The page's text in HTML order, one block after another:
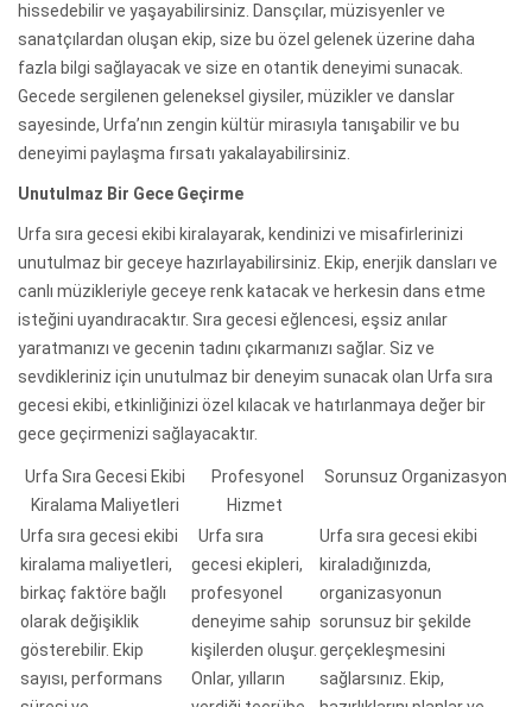
hissedebilir ve yaşayabilirsiniz. Dansçılar, müzisyenler ve
sanatçılardan oluşan ekip, size bu özel gelenek üzerine daha
fazla bilgi sağlayacak ve size en otantik deneyimi sunacak.
Gecede sergilenen geleneksel giysiler, müzikler ve danslar
sayesinde, Urfa’nın zengin kültür mirasıyla tanışabilir ve bu
deneyimi paylaşma fırsatı yakalayabilirsiniz.
Unutulmaz Bir Gece Geçirme
Urfa sıra gecesi ekibi kiralayarak, kendinizi ve misafirlerinizi
unutulmaz bir geceye hazırlayabilirsiniz. Ekip, enerjik dansları ve
canlı müzikleriyle geceye renk katacak ve herkesin dans etme
isteğini uyandıracaktır. Sıra gecesi eğlencesi, eşsiz anılar
yaratmanızı ve gecenin tadını çıkarmanızı sağlar. Siz ve
sevdikleriniz için unutulmaz bir deneyim sunacak olan Urfa sıra
gecesi ekibi, etkinliğinizi özel kılacak ve hatırlanmaya değer bir
gece geçirmenizi sağlayacaktır.
Urfa Sıra Gecesi Ekibi
Kiralama Maliyetleri
Profesyonel
Hizmet
Sorunsuz Organizasyon
Urfa sıra gecesi ekibi
kiralama maliyetleri,
birkaç faktöre bağlı
olarak değişiklik
gösterebilir. Ekip
sayısı, performans
Urfa sıra
gecesi ekipleri,
profesyonel
deneyime sahip
kişilerden oluşur.
Onlar, yılların
Urfa sıra gecesi ekibi
kiraladığınızda,
organizasyonun
sorunsuz bir şekilde
gerçekleşmesini
sağlarsınız. Ekip,